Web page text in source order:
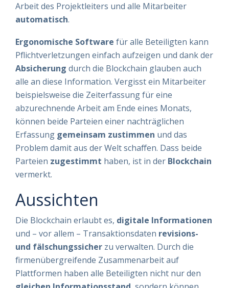
Arbeit des Projektleiters und alle Mitarbeiter
automatisch.
Ergonomische Software für alle Beteiligten kann
Pflichtverletzungen einfach aufzeigen und dank der
Absicherung durch die Blockchain glauben auch
alle an diese Information. Vergisst ein Mitarbeiter
beispielsweise die Zeiterfassung für eine
abzurechnende Arbeit am Ende eines Monats,
können beide Parteien einer nachträglichen
Erfassung gemeinsam zustimmen und das
Problem damit aus der Welt schaffen. Dass beide
Parteien zugestimmt haben, ist in der Blockchain
vermerkt.
Aussichten
Die Blockchain erlaubt es, digitale Informationen
und – vor allem – Transaktionsdaten revisions-
und fälschungssicher zu verwalten. Durch die
firmenübergreifende Zusammenarbeit auf
Plattformen haben alle Beteiligten nicht nur den